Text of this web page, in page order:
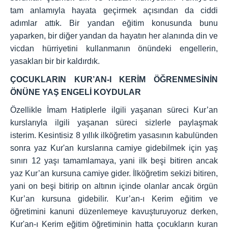
tam anlamıyla hayata geçirmek açısından da ciddi
adımlar attık. Bir yandan eğitim konusunda bunu
yaparken, bir diğer yandan da hayatın her alanında din ve
vicdan hürriyetini kullanmanın önündeki engellerin,
yasakları bir bir kaldırdık.
ÇOCUKLARIN KUR’AN-I KERİM ÖĞRENMESİNİN
ÖNÜNE YAŞ ENGELİ KOYDULAR
Özellikle İmam Hatiplerle ilgili yaşanan süreci Kur’an
kurslarıyla ilgili yaşanan süreci sizlerle paylaşmak
isterim. Kesintisiz 8 yıllık ilköğretim yasasının kabulünden
sonra yaz Kur'an kurslarına camiye gidebilmek için yaş
sınırı 12 yaşı tamamlamaya, yani ilk beşi bitiren ancak
yaz Kur’an kursuna camiye gider. İlköğretim sekizi bitiren,
yani on beşi bitirip on altının içinde olanlar ancak örgün
Kur’an kursuna gidebilir. Kur’an-ı Kerim eğitim ve
öğretimini kanuni düzenlemeye kavuşturuyoruz derken,
Kur'an-ı Kerim eğitim öğretiminin hatta çocukların kuran